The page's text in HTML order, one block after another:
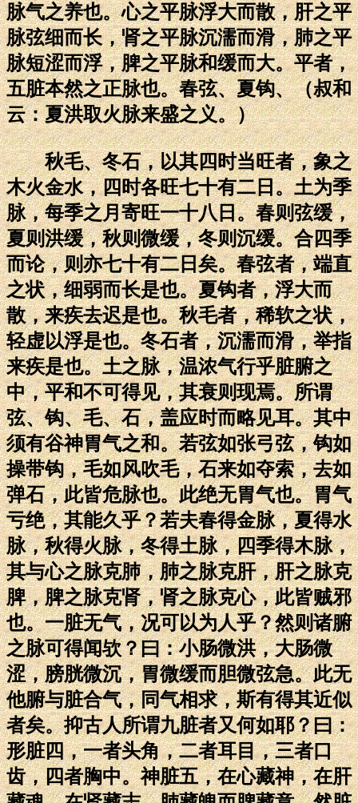
脉气之养也。心之平脉浮大而散，肝之平
脉弦细而长，肾之平脉沉濡而滑，肺之平
脉短涩而浮，脾之平脉和缓而大。平者，
五脏本然之正脉也。春弦、夏钩、（叔和
云：夏洪取火脉来盛之义。）
秋毛、冬石，以其四时当旺者，象之
木火金水，四时各旺七十有二日。土为季
脉，每季之月寄旺一十八日。春则弦缓，
夏则洪缓，秋则微缓，冬则沉缓。合四季
而论，则亦七十有二日矣。春弦者，端直
之状，细弱而长是也。夏钩者，浮大而
散，来疾去迟是也。秋毛者，稀软之状，
轻虚以浮是也。冬石者，沉濡而滑，举指
来疾是也。土之脉，温浓气行乎脏腑之
中，平和不可得见，其衰则现焉。所谓
弦、钩、毛、石，盖应时而略见耳。其中
须有谷神胃气之和。若弦如张弓弦，钩如
操带钩，毛如风吹毛，石来如夺索，去如
弹石，此皆危脉也。此绝无胃气也。胃气
亏绝，其能久乎？若夫春得金脉，夏得水
脉，秋得火脉，冬得土脉，四季得木脉，
其与心之脉克肺，肺之脉克肝，肝之脉克
脾，脾之脉克肾，肾之脉克心，此皆贼邪
也。一脏无气，况可以为人乎？然则诸腑
之脉可得闻欤？曰：小肠微洪，大肠微
涩，膀胱微沉，胃微缓而胆微弦急。此无
他腑与脏合气，同气相求，斯有得其近似
者矣。抑古人所谓九脏者又何如耶？曰：
形脏四，一者头角，二者耳目，三者口
齿，四者胸中。神脏五，在心藏神，在肝